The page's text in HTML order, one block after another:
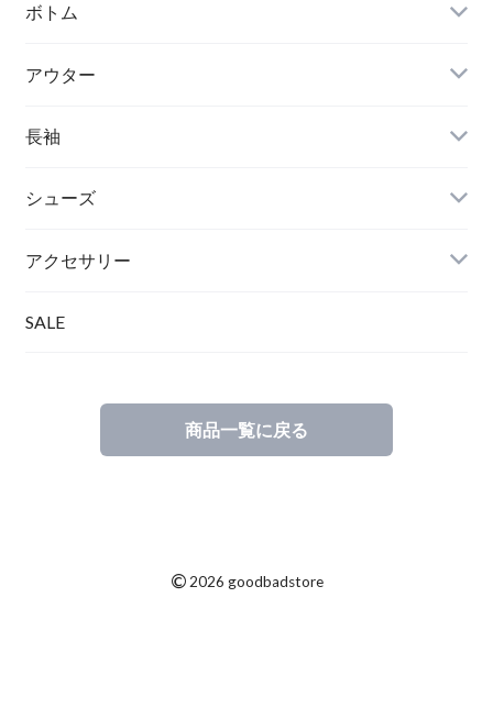
ボトム
アウター
長袖
シューズ
アクセサリー
SALE
商品一覧に戻る
© 2026 goodbadstore